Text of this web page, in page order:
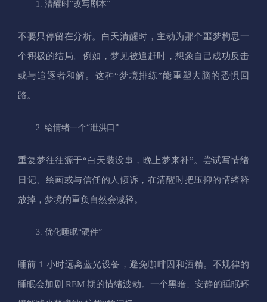
清醒时“改写剧本”
不要只停留在分析。白天清醒时，主动为那个噩梦构思一
个积极的结局。例如，梦见被追赶时，想象自己成功反击
或与追逐者和解。这种“梦境排练”能重塑大脑的恐惧回
路。
给情绪一个“泄洪口”
重复梦往往源于“白天装没事，晚上梦来补”。尝试写情绪
日记、绘画或与信任的人倾诉，在清醒时把压抑的情绪释
放掉，梦境的重负自然会减轻。
优化睡眠“硬件”
睡前 1 小时远离蓝光设备，避免咖啡因和酒精。不规律的
睡眠会加剧 REM 期的情绪波动。一个黑暗、安静的睡眠环